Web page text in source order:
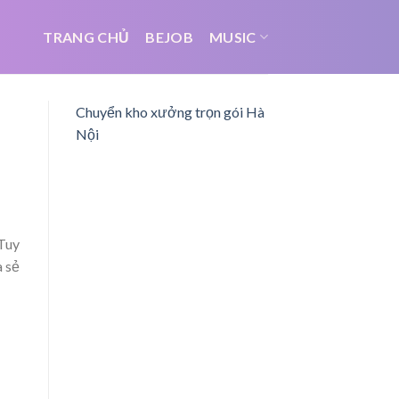
TRANG CHỦ BEJOB MUSIC
sẻ
Chuyển kho xưởng trọn gói Hà
Nội